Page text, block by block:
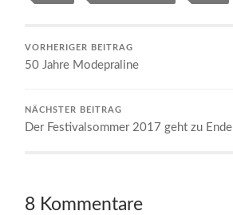
VORHERIGER BEITRAG
50 Jahre Modepraline
NÄCHSTER BEITRAG
Der Festivalsommer 2017 geht zu Ende
8 Kommentare